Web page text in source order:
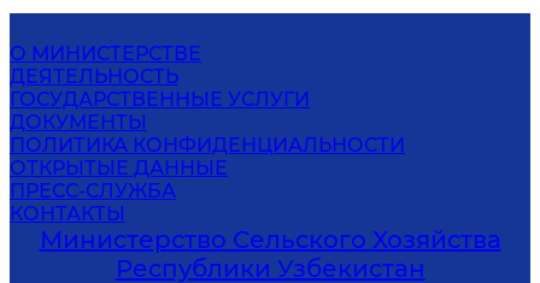
О МИНИСТЕРСТВЕ
ДЕЯТЕЛЬНОСТЬ
ГОСУДАРСТВЕННЫЕ УСЛУГИ
ДОКУМЕНТЫ
ПОЛИТИКА КОНФИДЕНЦИАЛЬНОСТИ
ОТКРЫТЫЕ ДАННЫЕ
ПРЕСС-СЛУЖБА
КОНТАКТЫ
Министерство Сельского Хозяйства
Республики Узбекистан